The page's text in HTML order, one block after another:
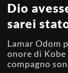
Dio
sarei
Lamar Odom
onore di
compagno